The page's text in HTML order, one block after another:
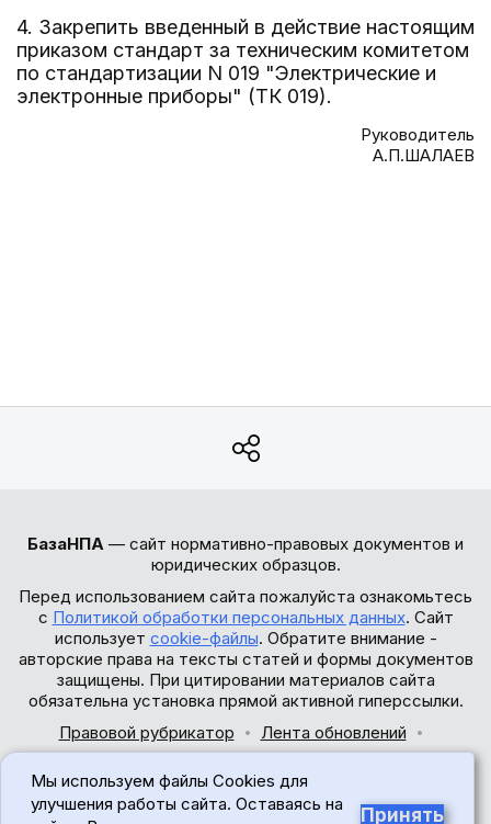
4. Закрепить введенный в действие настоящим
приказом стандарт за техническим комитетом
по стандартизации N 019 "Электрические и
электронные приборы" (ТК 019).
Руководитель
А.П.ШАЛАЕВ
БазаНПА — сайт нормативно-правовых документов и
юридических образцов.
Перед использованием сайта пожалуйста ознакомьтесь
с Политикой обработки персональных данных. Сайт
использует cookie-файлы. Обратите внимание -
авторские права на тексты статей и формы документов
защищены. При цитировании материалов сайта
обязательна установка прямой активной гиперссылки.
Правовой рубрикатор
Лента обновлений
© 2017-2026
Мы используем файлы Cookies для
улучшения работы сайта. Оставаясь на
Принять